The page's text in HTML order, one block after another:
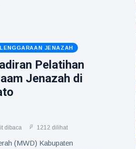
JENAZAH
Pelatihan
Jenazah di
dibaca 1212 dilihat
(MWD) Kabupaten